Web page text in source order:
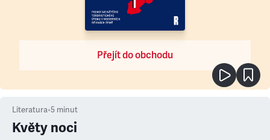
Přejít do obchodu
Literatura•5 minut
Květy noci